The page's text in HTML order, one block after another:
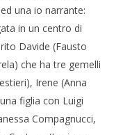
per il web
una io narrante:
in un centro di
Davide (Fausto
che ha tre gemelli
Irene (Anna
figlia con Luigi
Compagnucci,